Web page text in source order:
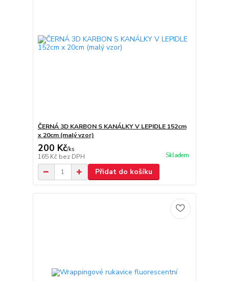
ČERNÁ 3D KARBON S KANÁLKY V LEPIDLE 152cm
x 20cm (malý vzor)
200 Kč/ks
165 Kč bez DPH Skladem
Přidat do košíku